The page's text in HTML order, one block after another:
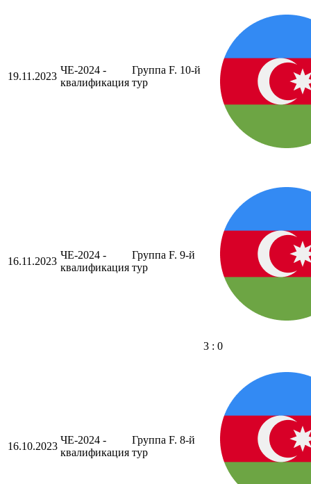
19.11.2023
ЧЕ-2024 -
квалификация
Группа F. 10-й
тур
16.11.2023
ЧЕ-2024 -
квалификация
Группа F. 9-й
тур
3 : 0
16.10.2023
ЧЕ-2024 -
квалификация
Группа F. 8-й
тур